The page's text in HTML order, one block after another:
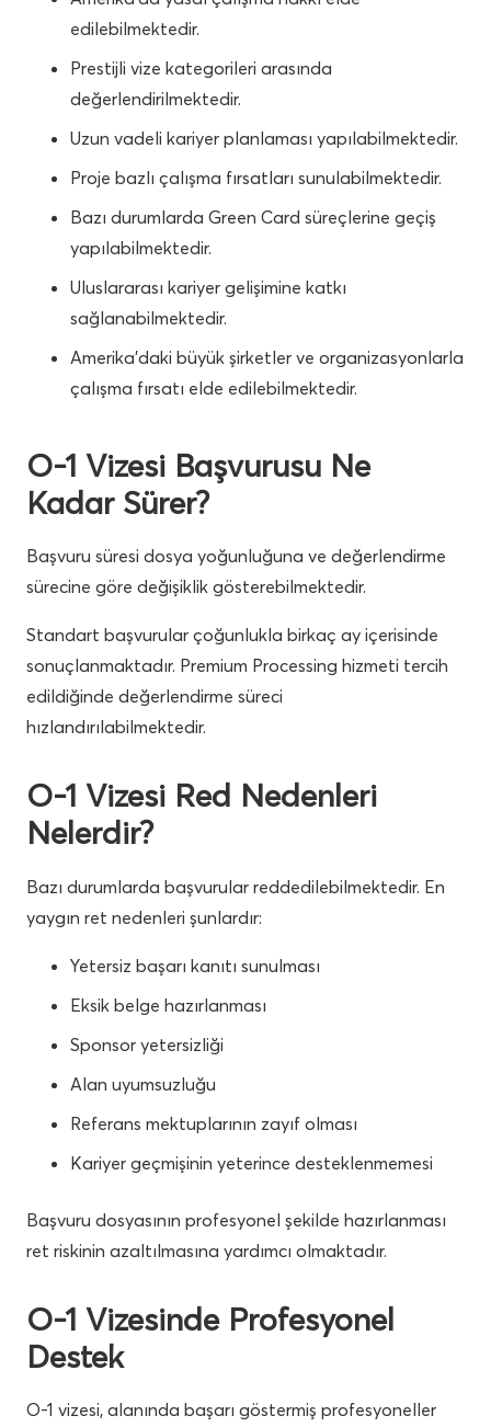
edilebilmektedir.
Prestijli vize kategorileri arasında
değerlendirilmektedir.
Uzun vadeli kariyer planlaması yapılabilmektedir.
Proje bazlı çalışma fırsatları sunulabilmektedir.
Bazı durumlarda Green Card süreçlerine geçiş
yapılabilmektedir.
Uluslararası kariyer gelişimine katkı
sağlanabilmektedir.
Amerika’daki büyük şirketler ve organizasyonlarla
çalışma fırsatı elde edilebilmektedir.
O-1 Vizesi Başvurusu Ne
Kadar Sürer?
Başvuru süresi dosya yoğunluğuna ve değerlendirme
sürecine göre değişiklik gösterebilmektedir.
Standart başvurular çoğunlukla birkaç ay içerisinde
sonuçlanmaktadır. Premium Processing hizmeti tercih
edildiğinde değerlendirme süreci
hızlandırılabilmektedir.
O-1 Vizesi Red Nedenleri
Nelerdir?
Bazı durumlarda başvurular reddedilebilmektedir. En
yaygın ret nedenleri şunlardır:
Yetersiz başarı kanıtı sunulması
Eksik belge hazırlanması
Sponsor yetersizliği
Alan uyumsuzluğu
Referans mektuplarının zayıf olması
Kariyer geçmişinin yeterince desteklenmemesi
Başvuru dosyasının profesyonel şekilde hazırlanması
ret riskinin azaltılmasına yardımcı olmaktadır.
O-1 Vizesinde Profesyonel
Destek
O-1 vizesi, alanında başarı göstermiş profesyoneller